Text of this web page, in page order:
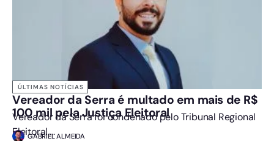
ÚLTIMAS NOTÍCIAS
Vereador da Serra é multado em mais de R$
100 mil pela Justiça Eleitoral
Vereador da Serra foi condenado pelo Tribunal Regional
Eleitoral....
GABRIEL ALMEIDA